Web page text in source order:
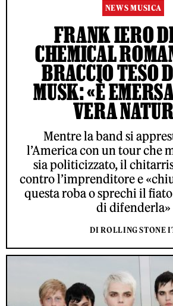
NEWS MUSICA
FRANK IERO
CHEMICAL
BRACCIO TESO
MUSK: «È
VERA
Mentre la band si
l’America con un tour che
sia politicizzato, il
contro l’imprenditore e
questa roba o sprechi il
di difenderla»
DI ROLLING STONE